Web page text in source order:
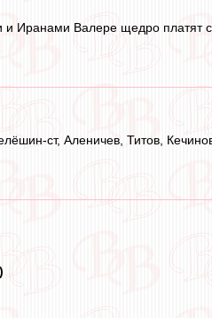
Иранами Валере щедро платят
ст, Аленичев, Титов,